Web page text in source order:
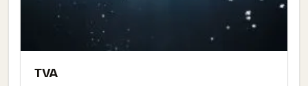
TVA